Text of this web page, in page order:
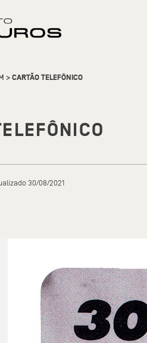
>CARTÃO TELEFÔNICO
30/08/2021